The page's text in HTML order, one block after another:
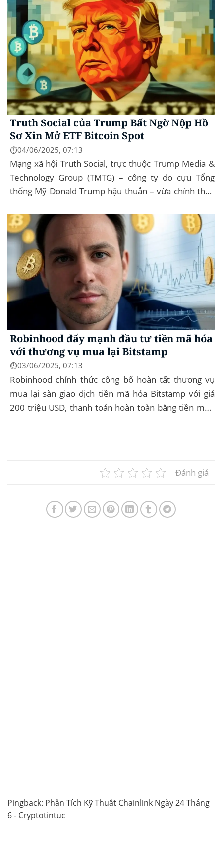
Government...
Truth Social của Trump Bất Ngờ Nộp Hồ
Sơ Xin Mở ETF Bitcoin Spot
⏱️04/06/2025, 07:13
Mạng xã hội Truth Social, trực thuộc Trump Media &
Technology Group (TMTG) – công ty do cựu Tổng
thống Mỹ Donald Trump hậu thuẫn – vừa chính thức
Robinhood đẩy mạnh đầu tư tiền mã hóa
với thương vụ mua lại Bitstamp
⏱️03/06/2025, 07:13
Robinhood chính thức công bố hoàn tất thương vụ
mua lại sàn giao dịch tiền mã hóa Bitstamp với giá
200 triệu USD, thanh toán hoàn toàn bằng tiền mặt.
Đánh giá
Pingback: Phân Tích Kỹ Thuật Chainlink Ngày 24 Tháng
6 - Cryptotintuc